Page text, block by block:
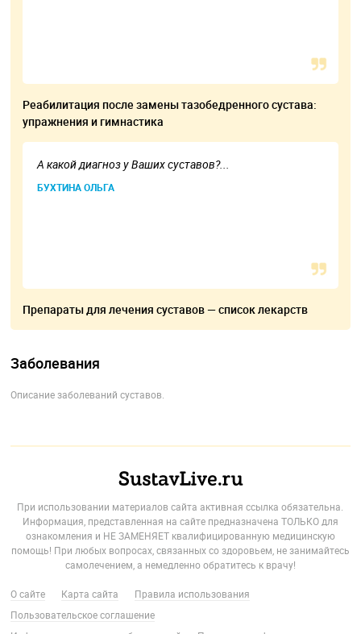
Реабилитация после замены тазобедренного сустава:
упражнения и гимнастика
А какой диагноз у Ваших суставов?...
БУХТИНА ОЛЬГА
Препараты для лечения суставов — список лекарств
Заболевания
Описание заболеваний суставов.
При использовании материалов сайта активная ссылка обязательна.
Информация, представленная на сайте предназначена ТОЛЬКО для
ознакомления и НЕ ЗАМЕНЯЕТ квалифицированную медицинскую
помощь! При любых вопросах, связанных со здоровьем, не занимайтесь
самолечением, а немедленно обратитесь к врачу!
О сайте Карта сайта
Правила использования
Пользовательское соглашение